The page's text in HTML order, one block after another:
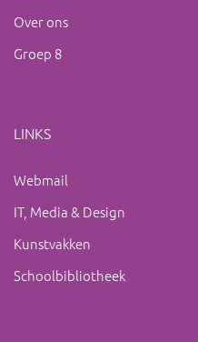
Over ons
Groep 8
LINKS
Webmail
IT, Media & Design
Kunstvakken
Schoolbibliotheek